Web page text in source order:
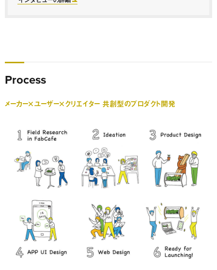
Process
メーカー×ユーザー×クリエイター 共創型のプロダクト開発